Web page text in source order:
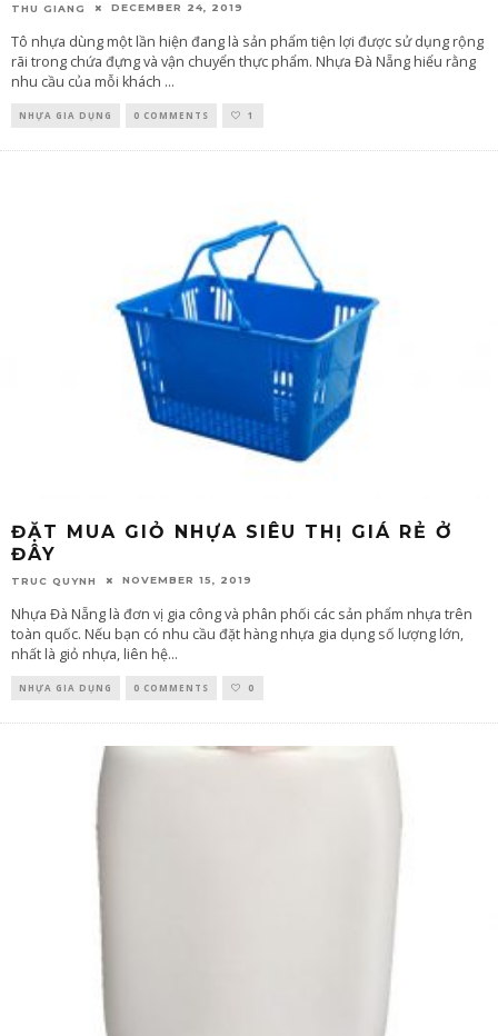
THU GIANG DECEMBER 24, 2019
Tô nhựa dùng một lần hiện đang là sản phẩm tiện lợi được sử dụng rộng
rãi trong chứa đựng và vận chuyển thực phẩm. Nhựa Đà Nẵng hiểu rằng
nhu cầu của mỗi khách ...
NHỰA GIA DỤNG 0 COMMENTS 1
ĐẶT MUA GIỎ NHỰA SIÊU THỊ GIÁ RẺ Ở
ĐÂY
TRUC QUYNH NOVEMBER 15, 2019
Nhựa Đà Nẵng là đơn vị gia công và phân phối các sản phẩm nhựa trên
toàn quốc. Nếu bạn có nhu cầu đặt hàng nhựa gia dụng số lượng lớn,
nhất là giỏ nhựa, liên hệ...
NHỰA GIA DỤNG 0 COMMENTS 0